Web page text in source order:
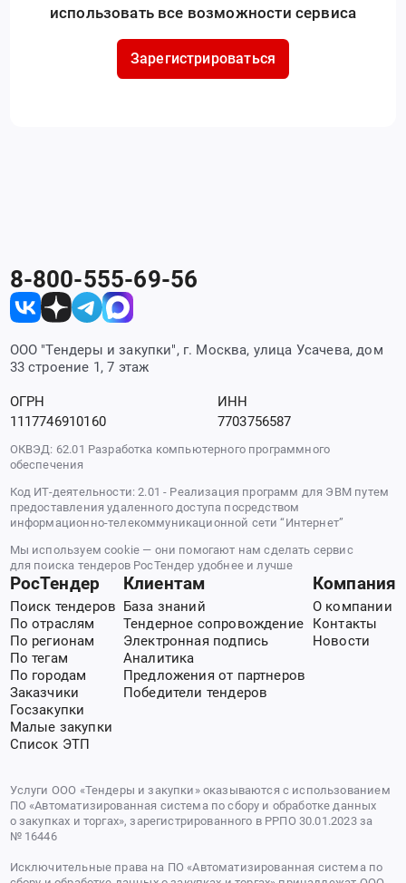
использовать все возможности сервиса
Зарегистрироваться
8-800-555-69-56
ООО "Тендеры и закупки", г. Москва, улица Усачева, дом
33 строение 1, 7 этаж
ОГРН
1117746910160
ИНН
7703756587
ОКВЭД: 62.01 Разработка компьютерного программного
обеспечения
Код ИТ-деятельности: 2.01 - Реализация программ для ЭВМ путем
предоставления удаленного доступа посредством
информационно-телекоммуникационной сети “Интернет”
Мы используем cookie — они помогают нам сделать сервис
для поиска тендеров РосТендер удобнее и лучше
РосТендер
Поиск тендеров
По отраслям
По регионам
По тегам
По городам
Заказчики
Госзакупки
Малые закупки
Список ЭТП
Клиентам
База знаний
Тендерное сопровождение
Электронная подпись
Аналитика
Предложения от партнеров
Победители тендеров
Компания
О компании
Контакты
Новости
Услуги ООО «Тендеры и закупки» оказываются с использованием
ПО «Автоматизированная система по сбору и обработке данных
о закупках и торгах», зарегистрированного в РРПО 30.01.2023 за
№ 16446
Исключительные права на ПО «Автоматизированная система по